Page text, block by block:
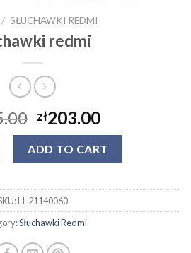
/ SŁUCHAWKI REDMI
redmi
zł203.00
ADD TO CART
LI-21140060
Słuchawki Redmi